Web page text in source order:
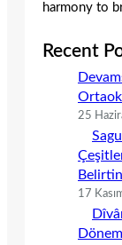
harmony to
Recent
25
17